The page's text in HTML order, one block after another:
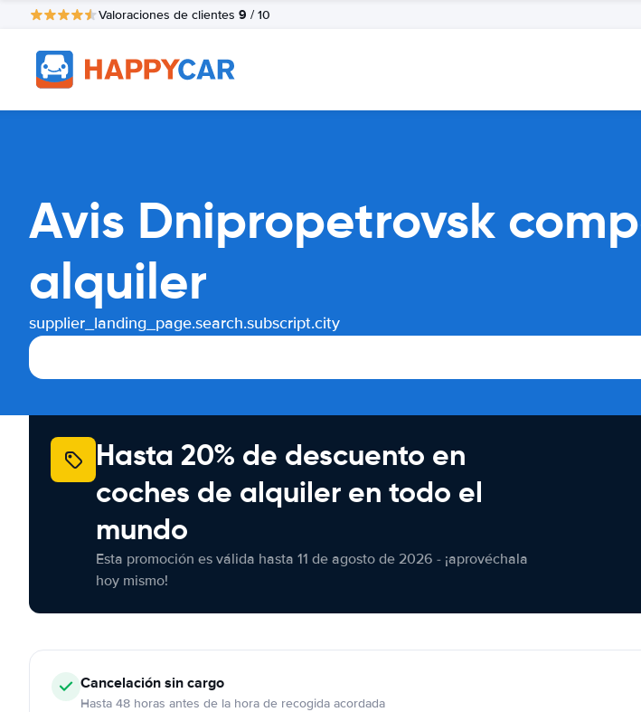
Valoraciones de clientes 9 / 10
Avis Dnipropetrovsk
alquiler
supplier_landing_page.search.subscript.city
Hasta 20% de descuento en
coches de alquiler en todo el
mundo
Esta promoción es válida hasta 11 de agosto de 2026 - ¡aprovéchala
hoy mismo!
Cancelaciónsin cargo
Hasta 48 horas antes de la hora de recogida acordada